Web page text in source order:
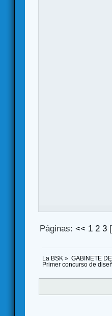
Páginas:<< 1 2 3 [
La BSK » GABINETE
Primer concurso de